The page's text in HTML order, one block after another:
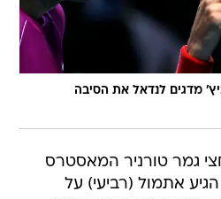
מדגים לנדאל את הסיבה
גמר טורניר המאסטרס
אתמול (רביעי) על